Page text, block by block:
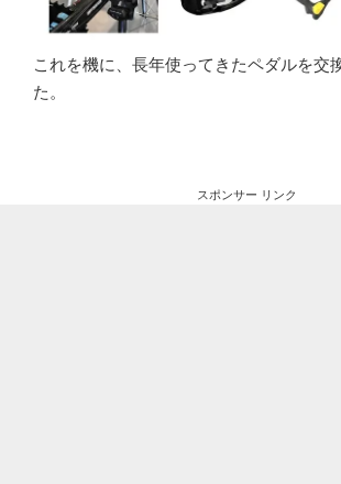
これを機に、長年使ってきたペダルを交
た。
スポンサー リンク